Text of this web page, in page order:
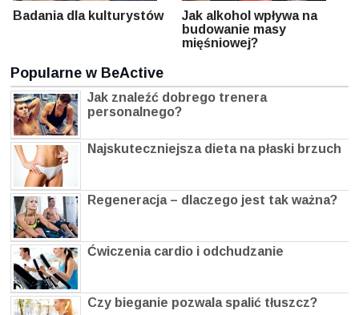
Badania dla kulturystów
Jak alkohol wpływa na
budowanie masy
mięśniowej?
Popularne w BeActive
Jak znaleźć dobrego trenera
personalnego?
Najskuteczniejsza dieta na płaski brzuch
Regeneracja – dlaczego jest tak ważna?
Ćwiczenia cardio i odchudzanie
Czy bieganie pozwala spalić tłuszcz?